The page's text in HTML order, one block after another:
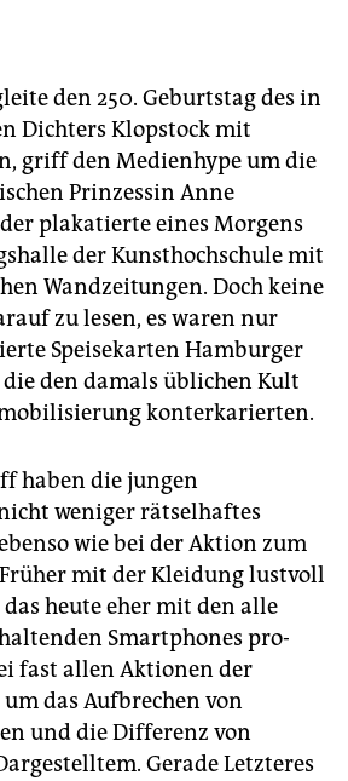
den 250. Geburtstag des in
Dichters Klopstock mit
griff den Medienhype um die
Prinzessin Anne
plakatierte eines Morgens
der Kunsthochschule mit
Wandzeitungen. Doch keine
zu lesen, es waren nur
Speisekarten Hamburger
den damals üblichen Kult
konterkarierten.
haben die jungen
weniger rätselhaftes
wie bei der Aktion zum
mit der Kleidung lustvoll
heute eher mit den alle
Smartphones pro­
fast allen Aktionen der
das Aufbrechen von
und die Differenz von
Gerade Letzteres